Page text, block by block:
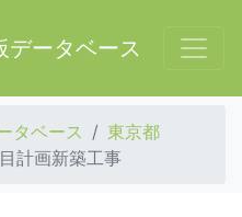
データベース
タベース
東京都
計画新築工事